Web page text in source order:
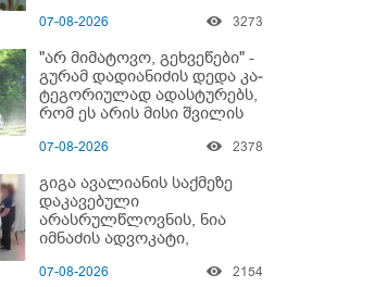
07-08-2026 3273
"არ მიმატოვო, გეხვეწები" -
გუ­რა­მ დადიანიძის დედა კა­
ტე­გო­რი­უ­ლად ადას­ტუ­რებს,
რომ ეს არის მისი შვი­ლის
07-08-2026 2378
გიგა ავალიანის საქმეზე
დაკავებული
არასრულწლოვნის, ნია
იმნაძის ადვოკატი,
გადაღებულ კადრებს
07-08-2026 2154